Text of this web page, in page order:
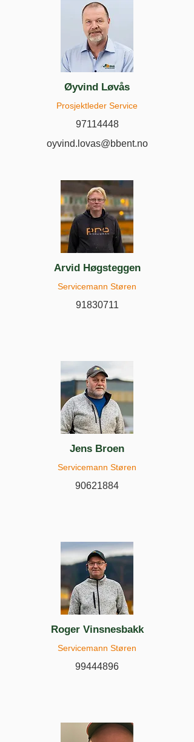
Øyvind Løvås
Prosjektleder Service
97114448
oyvind.lovas@bbent.no
Arvid Høgsteggen
Servicemann Støren
91830711
Jens Broen
Servicemann Støren
90621884
Roger Vinsnesbakk
Servicemann Støren
99444896